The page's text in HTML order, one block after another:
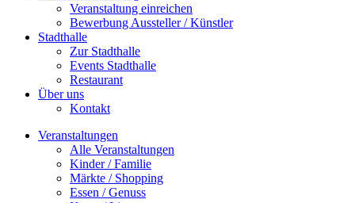
Veranstaltung einreichen
Bewerbung Aussteller / Künstler
Stadthalle
Zur Stadthalle
Events Stadthalle
Restaurant
Über uns
Kontakt
Veranstaltungen
Alle Veranstaltungen
Kinder / Familie
Märkte / Shopping
Essen / Genuss